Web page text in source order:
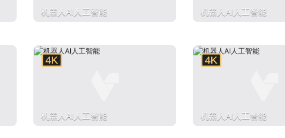
机器人AI人工智能 机器人AI人工智能
机器人AI人工智能 机器人AI人工智能